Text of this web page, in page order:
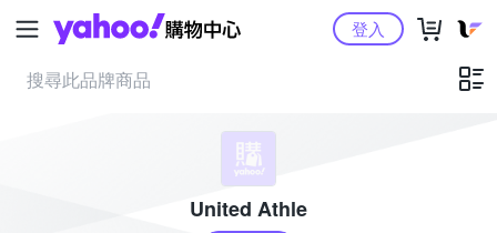
Yahoo購物中心登入
United Athle